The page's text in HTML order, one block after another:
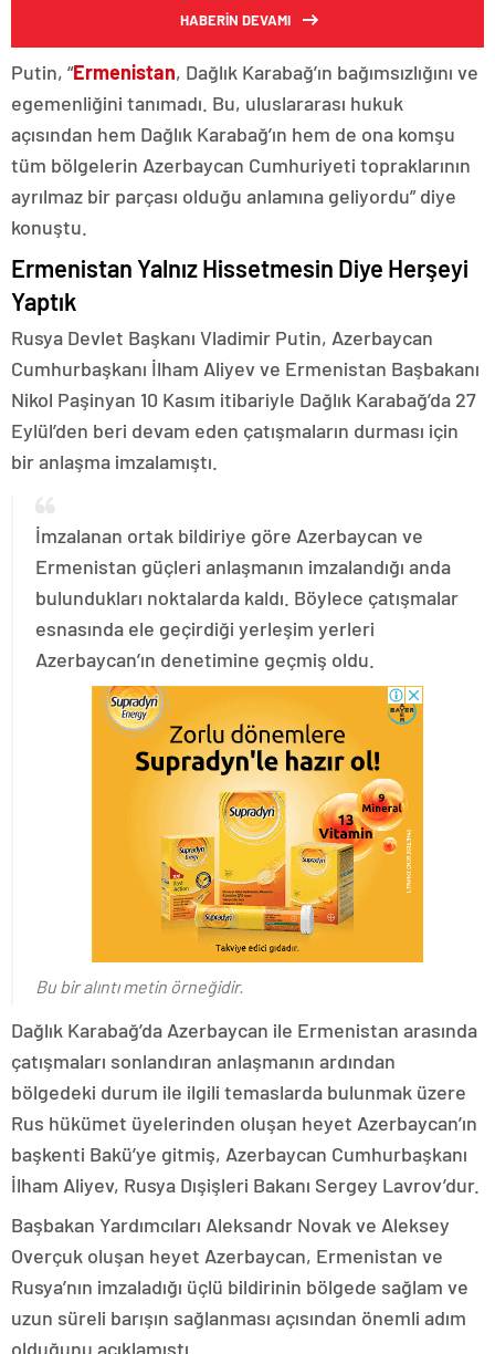
HABERİN DEVAMI
Putin, “Ermenistan, Dağlık Karabağ’ın bağımsızlığını ve
egemenliğini tanımadı. Bu, uluslararası hukuk
açısından hem Dağlık Karabağ’ın hem de ona komşu
tüm bölgelerin Azerbaycan Cumhuriyeti topraklarının
ayrılmaz bir parçası olduğu anlamına geliyordu” diye
konuştu.
Ermenistan Yalnız Hissetmesin Diye Herşeyi
Yaptık
Rusya Devlet Başkanı Vladimir Putin, Azerbaycan
Cumhurbaşkanı İlham Aliyev ve Ermenistan Başbakanı
Nikol Paşinyan 10 Kasım itibariyle Dağlık Karabağ’da 27
Eylül’den beri devam eden çatışmaların durması için
bir anlaşma imzalamıştı.
İmzalanan ortak bildiriye göre Azerbaycan ve
Ermenistan güçleri anlaşmanın imzalandığı anda
bulundukları noktalarda kaldı. Böylece çatışmalar
esnasında ele geçirdiği yerleşim yerleri
Azerbaycan’ın denetimine geçmiş oldu.
Bu bir alıntı metin örneğidir.
Dağlık Karabağ’da Azerbaycan ile Ermenistan arasında
çatışmaları sonlandıran anlaşmanın ardından
bölgedeki durum ile ilgili temaslarda bulunmak üzere
Rus hükümet üyelerinden oluşan heyet Azerbaycan’ın
başkenti Bakü’ye gitmiş, Azerbaycan Cumhurbaşkanı
İlham Aliyev, Rusya Dışişleri Bakanı Sergey Lavrov’dur.
Başbakan Yardımcıları Aleksandr Novak ve Aleksey
Overçuk oluşan heyet Azerbaycan, Ermenistan ve
Rusya’nın imzaladığı üçlü bildirinin bölgede sağlam ve
uzun süreli barışın sağlanması açısından önemli adım
olduğunu açıklamıştı.